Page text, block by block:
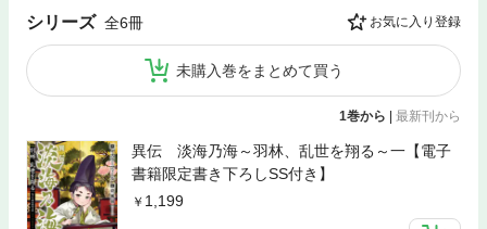
シリーズ 全6冊 お気に入り登録
未購入巻をまとめて買う
1巻から | 最新刊から
異伝 淡海乃海～羽林、乱世を翔る～一【電子
書籍限定書き下ろしSS付き】
1,199